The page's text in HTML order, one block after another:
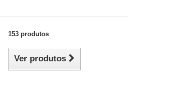
153 produtos
Ver produtos